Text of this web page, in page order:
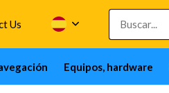
Us
Equipos, hardware